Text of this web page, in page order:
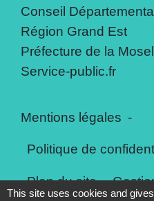
Conseil
Région Grand Est
Préfecture de la
Service-public.fr
Mentions légales -
Politique de
Plan du site -
This site uses cookies and